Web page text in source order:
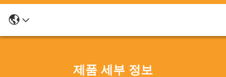
제품 세부 정보